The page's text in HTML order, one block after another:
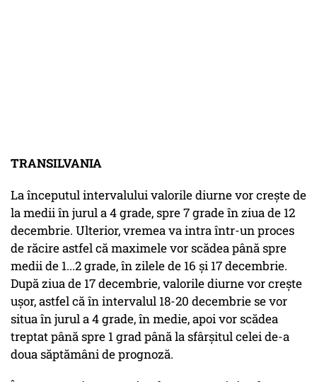
TRANSILVANIA
La începutul intervalului valorile diurne vor crește de
la medii în jurul a 4 grade, spre 7 grade în ziua de 12
decembrie. Ulterior, vremea va intra într-un proces
de răcire astfel că maximele vor scădea până spre
medii de 1...2 grade, în zilele de 16 și 17 decembrie.
După ziua de 17 decembrie, valorile diurne vor crește
ușor, astfel că în intervalul 18-20 decembrie se vor
situa în jurul a 4 grade, în medie, apoi vor scădea
treptat până spre 1 grad până la sfârșitul celei de-a
doua săptămâni de prognoză.